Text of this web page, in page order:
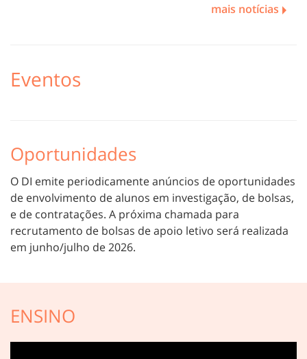
mais notícias
Eventos
Oportunidades
O DI emite periodicamente anúncios de oportunidades
de envolvimento de alunos em investigação, de bolsas,
e de contratações. A próxima chamada para
recrutamento de bolsas de apoio letivo será realizada
em junho/julho de 2026.
ENSINO